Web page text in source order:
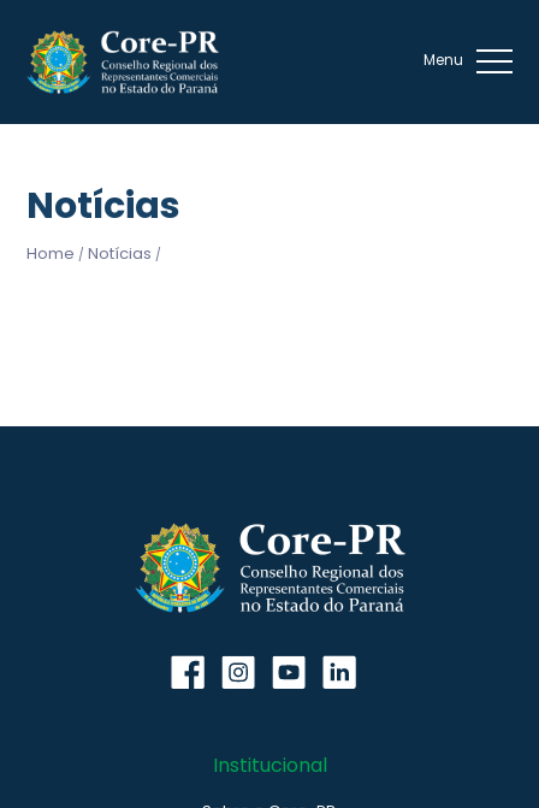
Notícias
Home / Notícias /
Institucional